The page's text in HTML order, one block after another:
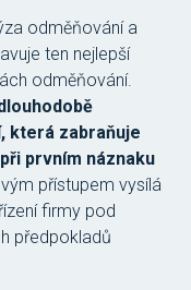
odměňování a
ten nejlepší
odměňování.
která zabraňuje
prvním náznaku
přístupem vysílá
firmy pod
předpokladů